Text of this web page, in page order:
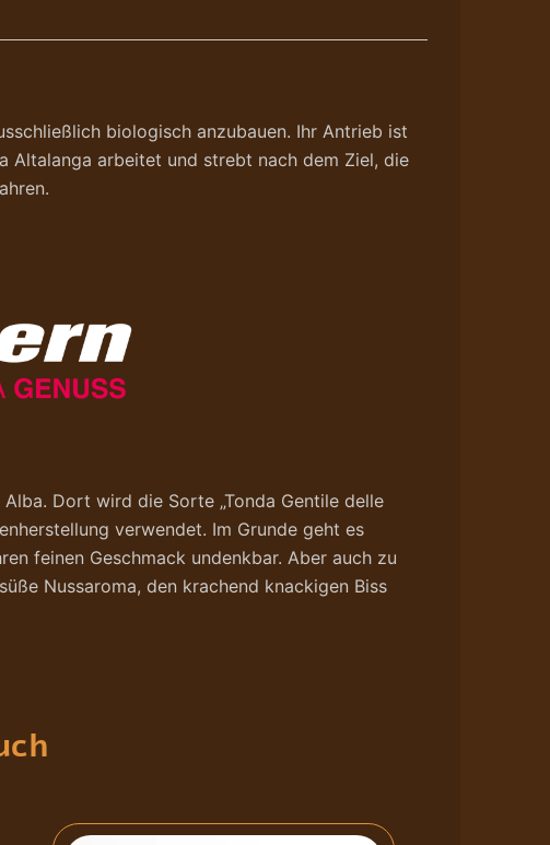
biologisch anzubauen. Ihr Antrieb ist
Altalanga arbeitet und strebt nach dem Ziel, die
Dort wird die Sorte „Tonda Gentile delle
verwendet. Im Grunde geht es
feinen Geschmack undenkbar. Aber auch zu
Nussaroma, den krachend knackigen Biss